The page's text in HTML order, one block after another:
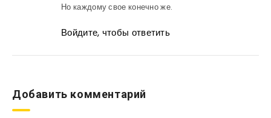
Но каждому свое конечно же.
Войдите, чтобы ответить
Добавить комментарий